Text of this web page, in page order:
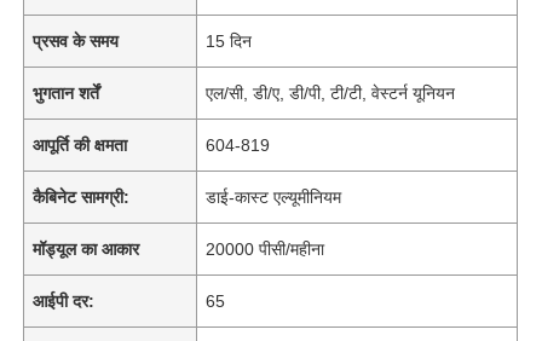
प्रसव के समय 15 दिन
भुगतान शर्तें एल/सी, डी/ए, डी/पी, टी/टी, वेस्टर्न यूनियन
आपूर्ति की क्षमता 604-819
कैबिनेट सामग्री: डाई-कास्ट एल्यूमीनियम
मॉड्यूल का आकार 20000 पीसी/महीना
आईपी ​​दर: 65